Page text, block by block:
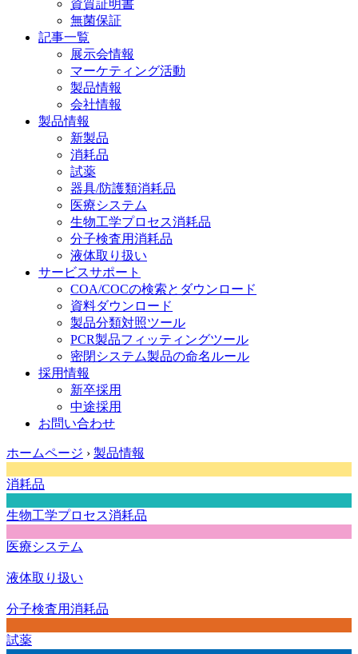
資質証明書
無菌保証
記事一覧
展示会情報
マーケティング活動
製品情報
会社情報
製品情報
新製品
消耗品
試薬
器具/防護類消耗品
医療システム
生物工学プロセス消耗品
分子検査用消耗品
液体取り扱い
サービスサポート
COA/COCの検索とダウンロード
資料ダウンロード
製品分類対照ツール
PCR製品フィッティングツール
密閉システム製品の命名ルール
採用情報
新卒採用
中途採用
お問い合わせ
ホームページ › 製品情報
消耗品
生物工学プロセス消耗品
医療システム
液体取り扱い
分子検査用消耗品
試薬